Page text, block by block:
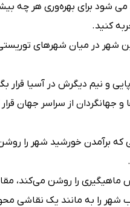
شود برای بهره‌وری هر چه
کنید.
شهر در میان شهرهای
و نیم دیگرش در آسیا قرار
جهانگردان از سراسر جهان قرار
که برآمدن خورشید شهر را
ماهیگیری را روشن می‌کند،
را به مانند یک نقاشی محو